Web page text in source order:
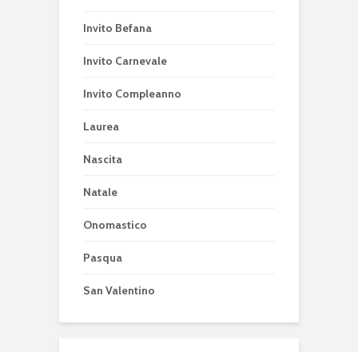
Invito Befana
Invito Carnevale
Invito Compleanno
Laurea
Nascita
Natale
Onomastico
Pasqua
San Valentino